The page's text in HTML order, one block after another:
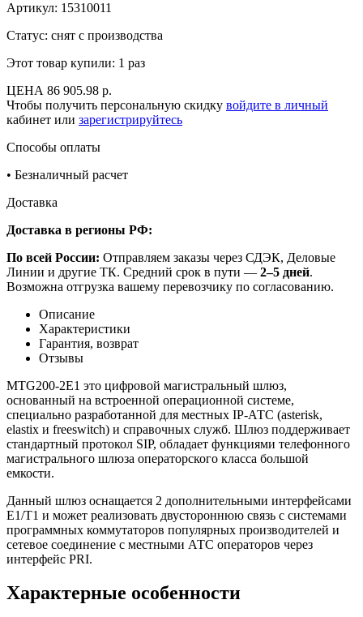
Артикул: 15310011
Статус: снят с производства
Этот товар купили: 1 раз
ЦЕНА 86 905.98 р.
Чтобы получить персональную скидку войдите в личный
кабинет или зарегистрируйтесь
Способы оплаты
• Безналичный расчет
Доставка
Доставка в регионы РФ:
По всей России: Отправляем заказы через СДЭК, Деловые
Линии и другие ТК. Средний срок в пути — 2–5 дней.
Возможна отгрузка вашему перевозчику по согласованию.
Описание
Характеристики
Гарантия, возврат
Отзывы
MTG200-2E1 это цифровой магистральный шлюз,
основанный на встроенной операционной системе,
специально разработанной для местных IP-АТС (asterisk,
elastix и freeswitch) и справочных служб. Шлюз поддерживает
стандартный протокол SIP, обладает функциями телефонного
магистрального шлюза операторского класса большой
емкости.
Данный шлюз оснащается 2 дополнительными интерфейсами
E1/T1 и может реализовать двустороннюю связь с системами
программных коммутаторов популярных производителей и
сетевое соединение с местными АТС операторов через
интерфейс PRI.
Характерные особенности